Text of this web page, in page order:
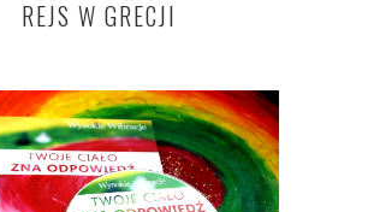
REJS W GRECJI